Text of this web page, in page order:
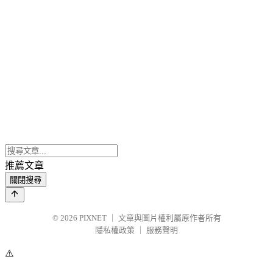
推薦文章
關閉搜尋
© 2026 PIXNET
文章與圖片權利屬原作者所有
隱私權政策
服務聲明
⚠️